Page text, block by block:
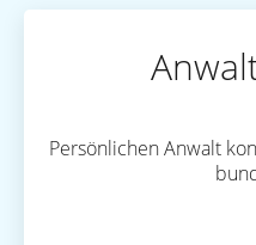
Persönlichen Anwalt